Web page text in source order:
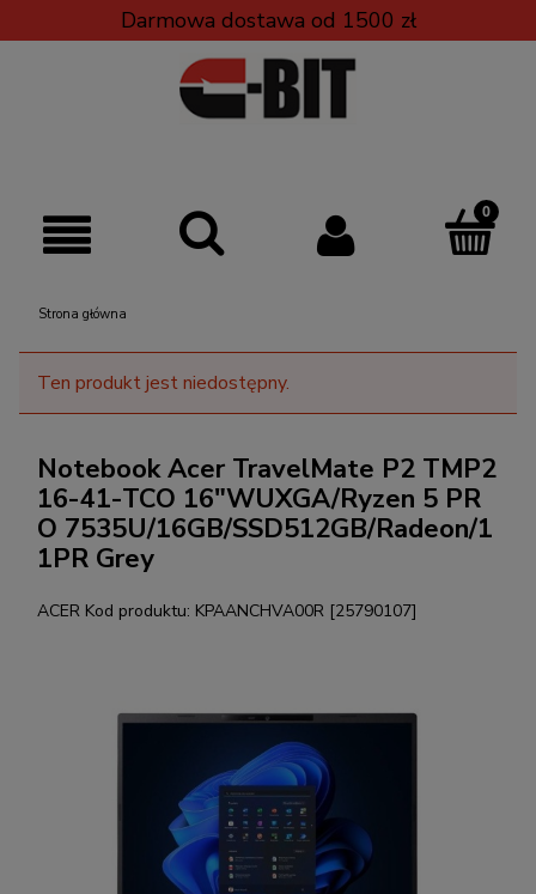
Darmowa dostawa od 1500 zł
Strona główna
Ten produkt jest niedostępny.
Notebook Acer TravelMate P2 TMP2
16-41-TCO 16"WUXGA/Ryzen 5 PR
O 7535U/16GB/SSD512GB/Radeon/1
1PR Grey
ACER Kod produktu: KPAANCHVA00R [25790107]